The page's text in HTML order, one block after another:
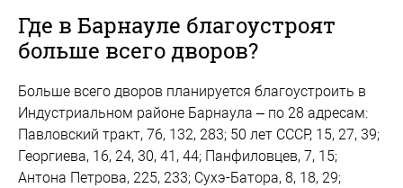
Где в Барнауле благоустроят
больше всего дворов?
Больше всего дворов планируется благоустроить в
Индустриальном районе Барнаула – по 28 адресам:
Павловский тракт, 76, 132, 283; 50 лет СССР, 15, 27, 39;
Георгиева, 16, 24, 30, 41, 44; Панфиловцев, 7, 15;
Антона Петрова, 225, 233; Сухэ-Батора, 8, 18, 29;